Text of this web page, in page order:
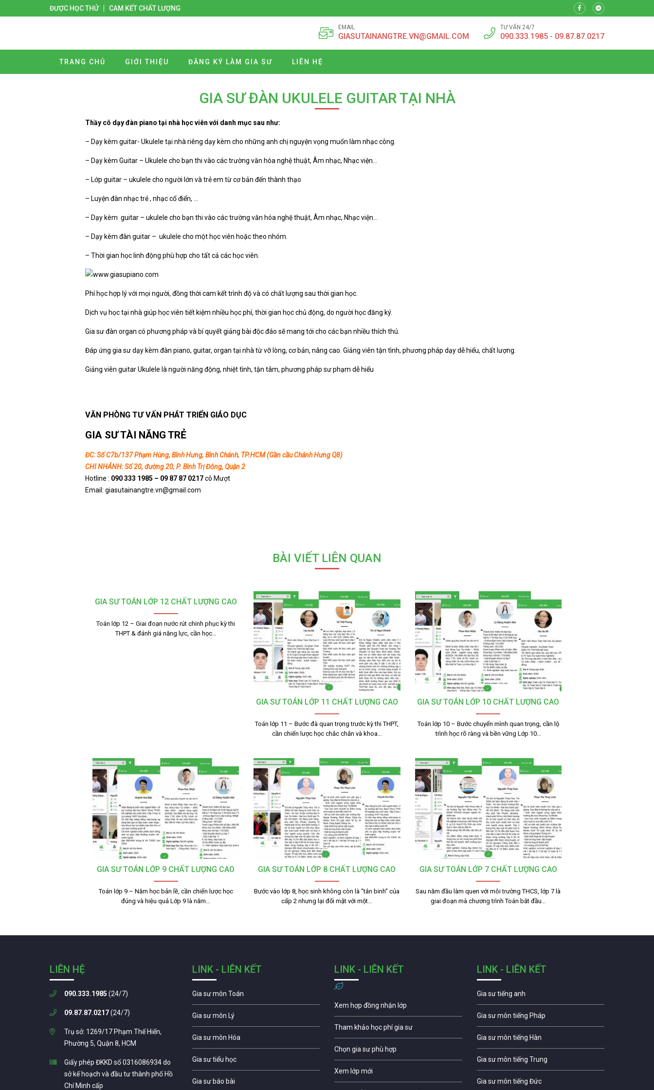
ĐƯỢC HỌC THỬ CAM KẾT CHẤT LƯỢNG
EMAIL
GIASUTAINANGTRE.VN@GMAIL.COM
TƯ VẤN 24/7
090.333.1985 - 09.87.87.0217
TRANG CHỦ GIỚI THIỆU ĐĂNG KÝ LÀM GIA SƯ LIÊN HỆ
GIA SƯ ĐÀN UKULELE GUITAR TẠI NHÀ
Thầy cô dạy đàn piano tại nhà học viên với danh mục sau như:
– Dạy kèm guitar- Ukulele tại nhà riêng dạy kèm cho những anh chị nguyện vọng muốn làm nhạc công.
– Dạy kèm Guitar – Ukulele cho bạn thi vào các trường văn hóa nghệ thuật, Âm nhạc, Nhạc viện…
– Lớp guitar – ukulele cho người lớn và trẻ em từ cơ bản đến thành thạo
– Luyện đàn nhạc trẻ , nhạc cổ điển, …
– Dạy kèm guitar – ukulele cho bạn thi vào các trường văn hóa nghệ thuật, Âm nhạc, Nhạc viện…
– Dạy kèm đàn guitar – ukulele cho một học viên hoặc theo nhóm.
– Thời gian học linh động phù hợp cho tất cả các học viên.
Phí học hợp lý với mọi người, đồng thời cam kết trình độ và có chất lượng sau thời gian học.
Dịch vụ học tại nhà giúp học viên tiết kiệm nhiều học phí, thời gian học chủ động, do người học đăng ký.
Gia sư đàn organ có phương pháp và bí quyết giảng bài độc đáo sẽ mang tới cho các bạn nhiều thích thú.
Đáp ứng gia sư dạy kèm đàn piano, guitar, organ tại nhà từ vỡ lòng, cơ bản, nâng cao. Giảng viên tận tình, phương pháp dạy dễ hiểu, chất lượng.
Giảng viên guitar Ukulele là người năng động, nhiệt tình, tận tâm, phương pháp sư phạm dễ hiểu
VĂN PHÒNG TƯ VẤN PHÁT TRIỂN GIÁO DỤC
GIA SƯ TÀI NĂNG TRẺ
ĐC: Số C7b/137 Phạm Hùng, Bình Hưng, Bình Chánh, TP.HCM (Gần cầu Chánh Hưng Q8)
CHI NHÁNH: Số 20, đường 20, P. Bình Trị Đông, Quận 2
Hotline : 090 333 1985 – 09 87 87 0217cô Mượt
Email: giasutainangtre.vn@gmail.com
BÀI VIẾT LIÊN QUAN
GIA SƯ TOÁN LỚP 12 CHẤT LƯỢNG CAO
Toán lớp 12 – Giai đoạn nước rút chinh phục kỳ thi
THPT & đánh giá năng lực, cần học…
GIA SƯ TOÁN LỚP 11 CHẤT LƯỢNG CAO
Toán lớp 11 – Bước đà quan trọng trước kỳ thi THPT,
cần chiến lược học chắc chắn và khoa…
GIA SƯ TOÁN LỚP 10 CHẤT LƯỢNG CAO
Toán lớp 10 – Bước chuyển mình quan trọng, cần lộ
trình học rõ ràng và bền vững Lớp 10…
GIA SƯ TOÁN LỚP 9 CHẤT LƯỢNG CAO
Toán lớp 9 – Năm học bản lề, cần chiến lược học
đúng và hiệu quả Lớp 9 là năm…
GIA SƯ TOÁN LỚP 8 CHẤT LƯỢNG CAO
Bước vào lớp 8, học sinh không còn là “tân binh” của
cấp 2 nhưng lại đối mặt với một…
GIA SƯ TOÁN LỚP 7 CHẤT LƯỢNG CAO
Sau năm đầu làm quen với môi trường THCS, lớp 7 là
giai đoạn mà chương trình Toán bắt đầu…
LIÊN HỆ
090.333.1985 (24/7)
09.87.87.0217(24/7)
Trụ sở: 1269/17 Phạm Thế Hiển,
Phường 5, Quận 8, HCM
Giấy phép ĐKKD số 0316086934 do
sở kế hoạch và đầu tư thành phố Hồ
Chí Minh cấp
LINK - LIÊN KẾT
Gia sư môn Toán
Gia sư môn Lý
Gia sư môn Hóa
Gia sư tiểu học
Gia sư báo bài
LINK - LIÊN KẾT
Xem hợp đồng nhận lớp
Tham khảo học phí gia sư
Chọn gia sư phù hợp
Xem lớp mới
LINK - LIÊN KẾT
Gia sư tiếng anh
Gia sư môn tiếng Pháp
Gia sư môn tiếng Hàn
Gia sư môn tiếng Trung
Gia sư môn tiếng Đức